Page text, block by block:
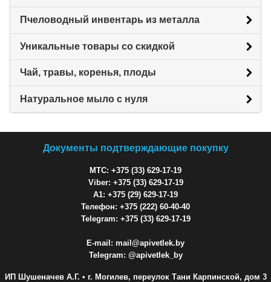
Пчеловодный инвентарь из металла
Уникальные товары со скидкой
Чай, травы, коренья, плоды
Натуральное мыло с нуля
Документы подтверждающие покупку
МТС: +375 (33) 629-17-19
Viber: +375 (33) 629-17-19
A1: +375 (29) 629-17-19
Телефон: +375 (222) 60-40-40
Telegram: +375 (33) 629-17-19
E-mail: mail@apivetlek.by
Telegram: @apivetlek_by
ИП Шушеначев А.Г. • г. Могилев, переулок Тани Карпинской, дом 3